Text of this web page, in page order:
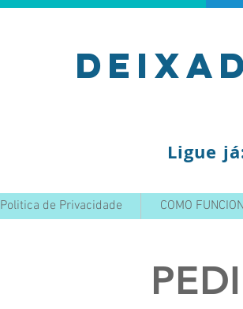
Ligue
Politica de Privacidade COMO